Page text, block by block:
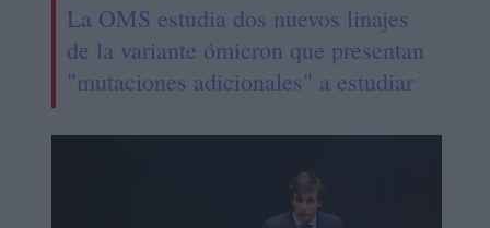
La OMS estudia dos nuevos linajes
de la variante ómicron que presentan
"mutaciones adicionales" a estudiar